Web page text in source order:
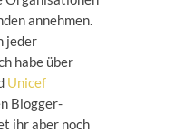
annehmen.
jeder
habe über
Unicef
Blogger-
ihr aber noch